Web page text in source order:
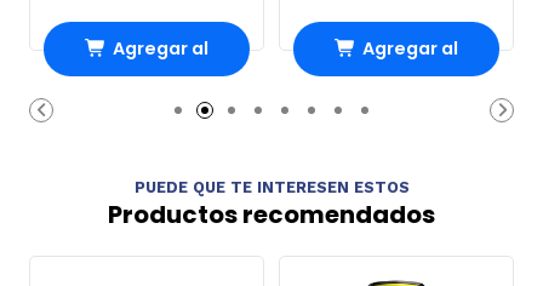
Agregar al Agregar al
PUEDE QUE TE INTERESEN ESTOS
Productos recomendados